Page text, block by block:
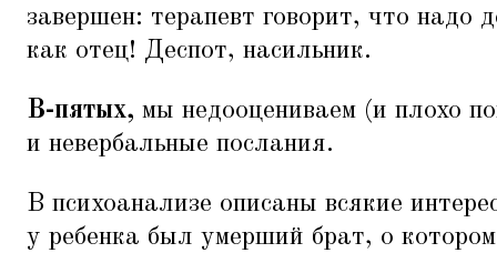
завершен: терапевт говорит, что надо
как отец! Деспот, насильник.
В-пятых, мы недооцениваем (и плохо
и невербальные послания.
В психоанализе описаны всякие
у ребенка был умерший брат, о